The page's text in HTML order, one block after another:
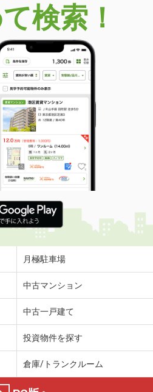
検索！
月極駐車場
中古マンション
中古一戸建て
投資物件を探す
倉庫/トランクルーム